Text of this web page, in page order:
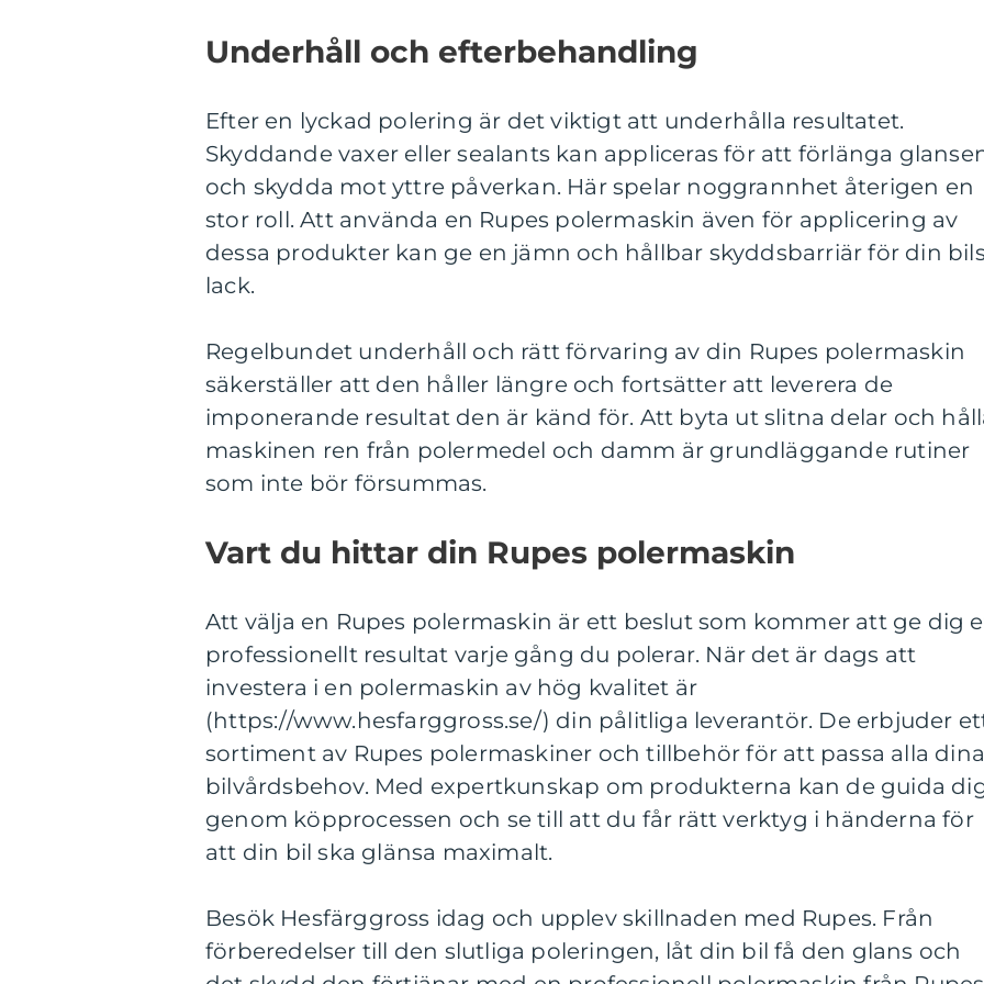
Underhåll och efterbehandling
Efter en lyckad polering är det viktigt att underhålla resultatet.
Skyddande vaxer eller sealants kan appliceras för att förlänga
och skydda mot yttre påverkan. Här spelar noggrannhet återigen en
stor roll. Att använda en Rupes polermaskin även för applicering av
dessa produkter kan ge en jämn och hållbar skyddsbarriär för din bils
lack.
Regelbundet underhåll och rätt förvaring av din Rupes polermaskin
säkerställer att den håller längre och fortsätter att leverera de
imponerande resultat den är känd för. Att byta ut slitna delar och
maskinen ren från polermedel och damm är grundläggande rutiner
som inte bör försummas.
Vart du hittar din Rupes polermaskin
Att välja en Rupes polermaskin är ett beslut som kommer att ge dig
professionellt resultat varje gång du polerar. När det är dags att
investera i en polermaskin av hög kvalitet är
(https://www.hesfarggross.se/) din pålitliga leverantör. De erbjuder
sortiment av Rupes polermaskiner och tillbehör för att passa alla dina
bilvårdsbehov. Med expertkunskap om produkterna kan de guida
genom köpprocessen och se till att du får rätt verktyg i händerna för
att din bil ska glänsa maximalt.
Besök Hesfärggross idag och upplev skillnaden med Rupes. Från
förberedelser till den slutliga poleringen, låt din bil få den glans och